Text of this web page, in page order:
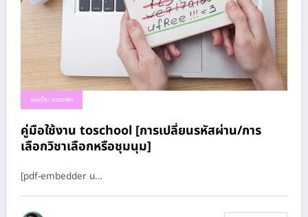
รอบรั้วนางรองพิท
คู่มือใช้งาน toschool [การเปลี่ยนรหัสผ่าน/การ
เลือกวิชาเลือกหรือชุมนุม]
[pdf-embedder u…